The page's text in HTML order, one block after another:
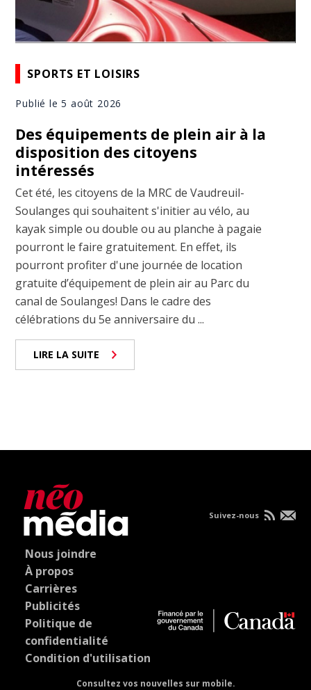
SPORTS ET LOISIRS
Publié le 5 août 2026
Des équipements de plein air à la
disposition des citoyens
intéressés
Cet été, les citoyens de la MRC de Vaudreuil-
Soulanges qui souhaitent s'initier au vélo, au
kayak simple ou double ou au planche à pagaie
pourront le faire gratuitement. En effet, ils
pourront profiter d'une journée de location
gratuite d’équipement de plein air au Parc du
canal de Soulanges! Dans le cadre des
célébrations du 5e anniversaire du ...
LIRE LA SUITE
Nous joindre
À propos
Carrières
Publicités
Politique de
confidentialité
Condition d'utilisation
Consultez vos nouvelles sur mobile.
Suivez-nous